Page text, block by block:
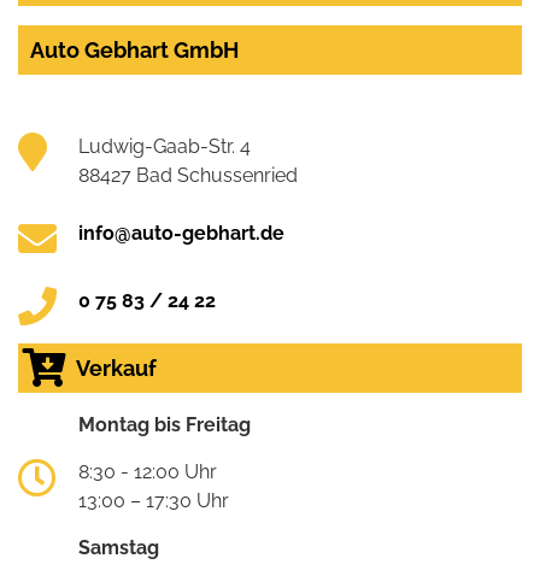
Auto Gebhart GmbH
Ludwig-Gaab-Str. 4
88427 Bad Schussenried
info@auto-gebhart.de
0 75 83 / 24 22
Verkauf
Montag bis Freitag
8:30 - 12:00 Uhr
13:00 – 17:30 Uhr
Samstag